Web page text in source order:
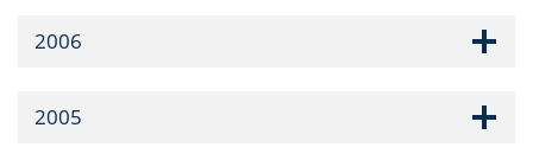
2006
2005